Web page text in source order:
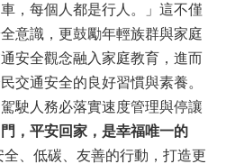
，每個人都是行人。」這不僅
意識，更鼓勵年輕族群與家庭
安全觀念融入家庭教育，進而
交通安全的良好習慣與素養。
人務必落實速度管理與停讓
門，平安回家，是幸福唯一的
全、低碳、友善的行動，打造更